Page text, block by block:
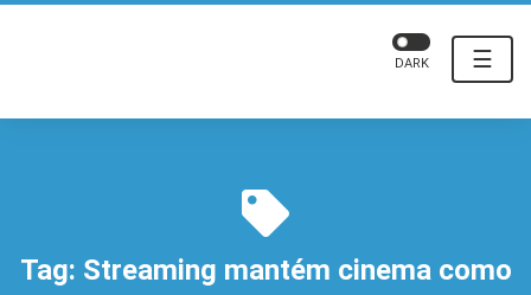
☰
DARK
Tag: Streaming mantém cinema como